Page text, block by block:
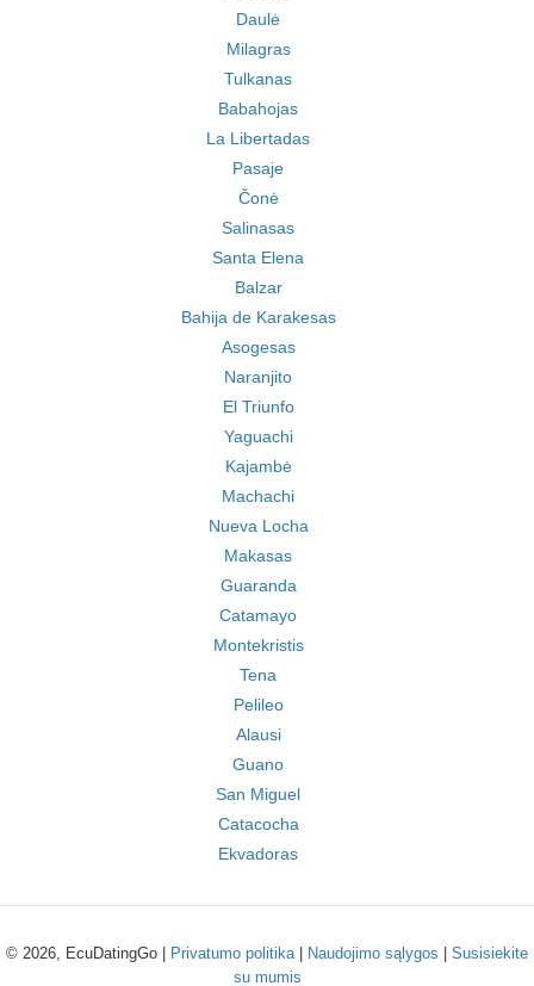
Daulė
Milagras
Tulkanas
Babahojas
La Libertadas
Pasaje
Čonė
Salinasas
Santa Elena
Balzar
Bahija de Karakesas
Asogesas
Naranjito
El Triunfo
Yaguachi
Kajambė
Machachi
Nueva Locha
Makasas
Guaranda
Catamayo
Montekristis
Tena
Pelileo
Alausi
Guano
San Miguel
Catacocha
Ekvadoras
© 2026, EcuDatingGo | Privatumo politika| Naudojimo sąlygos
Susisiekite
su mumis